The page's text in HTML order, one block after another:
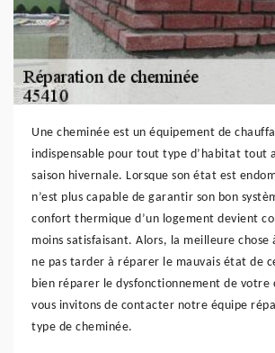
Une cheminée est un équipement de
indispensable pour tout type d’habitat tout
saison hivernale. Lorsque son état est
n’est plus capable de garantir son bon
confort thermique d’un logement devient
moins satisfaisant. Alors, la meilleure chose
ne pas tarder à réparer le mauvais état de
bien réparer le dysfonctionnement de votre
vous invitons de contacter notre équipe
type de cheminée.